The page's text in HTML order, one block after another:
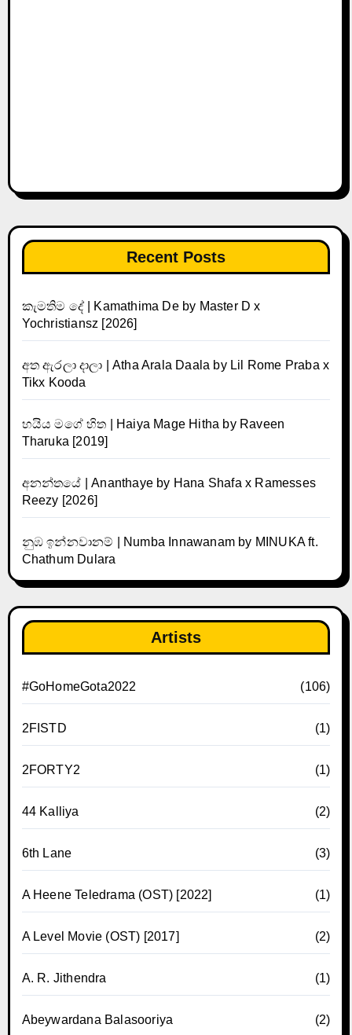
Recent Posts
කැමතිම දේ | Kamathima De by Master D x
Yochristiansz [2026]
අත ඇරලා දාලා | Atha Arala Daala by Lil Rome Praba x
Tikx Kooda
හයිය මගේ හිත | Haiya Mage Hitha by Raveen
Tharuka [2019]
අනන්තයේ | Ananthaye by Hana Shafa x Ramesses
Reezy [2026]
නුඹ ඉන්නවානම් | Numba Innawanam by MINUKA ft.
Chathum Dulara
Artists
#GoHomeGota2022 (106)
2FISTD (1)
2FORTY2 (1)
44 Kalliya (2)
6th Lane (3)
A Heene Teledrama (OST) [2022] (1)
A Level Movie (OST) [2017] (2)
A. R. Jithendra (1)
Abeywardana Balasooriya (2)